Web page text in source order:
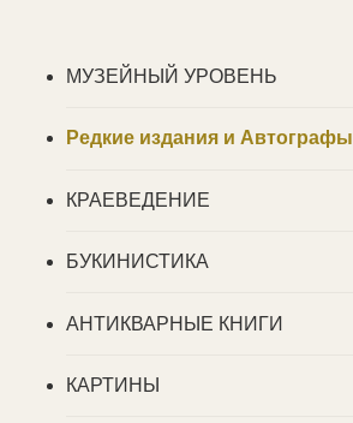
МУЗЕЙНЫЙ УРОВЕНЬ
Редкие издания и Автографы
КРАЕВЕДЕНИЕ
БУКИНИСТИКА
АНТИКВАРНЫЕ КНИГИ
КАРТИНЫ